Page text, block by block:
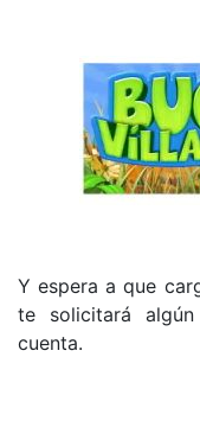
Y espera a que
te solicitará
cuenta.